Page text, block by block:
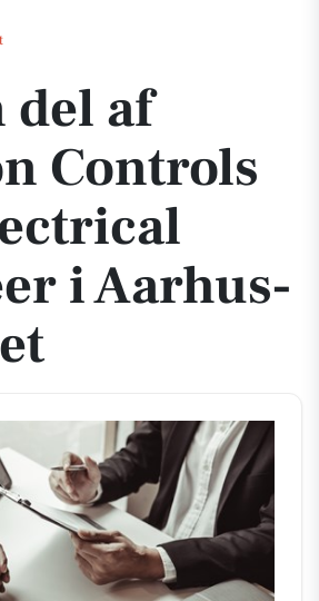
Controls som electrical engineer i Aarhus-
del af
Controls
i Aarhus-